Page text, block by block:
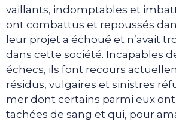
vaillants, indomptables et
ont combattus et repoussés
leur projet a échoué et n’avait
dans cette société. Incapables
échecs, ils font recours
résidus, vulgaires et sinistres
mer dont certains parmi eux
tachées de sang et qui, pour